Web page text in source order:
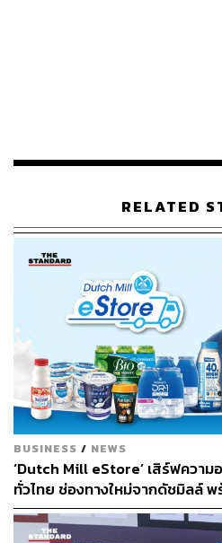
ความงามที่ยั่งยืนต้องมาจากผิวสุ
แต่การจะเป็น ‘Aesthetic
หมอแป๊ก บอกว่า ต้องพิถีพิถันตั้งแ
เครื่องมือ การออกแบบบริการแ
ความต้องการและครอบคลุมทุก
เทคนิค ต่อให้มีเครื่องมือที่ดี แต่ถ้
สะท้อนผลลัพธ์ที่ดีที่สุดออกมาได้”
RELATED
BUSINESS / NEWS
‘Dutch Mill eStore’ เสิร์ฟควา
ทั่วไทย ช่องทางใหม่จากดัชมิลล์
ประเทศ ส่งไว สั่งก่อนเที่ยง ได้ข
เย็นตรงจากโรงงาน